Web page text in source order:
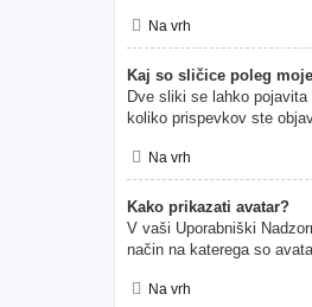
Na vrh
Kaj so sličice poleg
Dve sliki se lahko
koliko prispevkov ste
Na vrh
Kako prikazati avatar?
V vaši Uporabniški
način na katerega so
Na vrh